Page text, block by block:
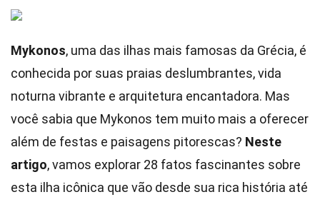
Mykonos, uma das ilhas mais famosas da Grécia, é
conhecida por suas praias deslumbrantes, vida
noturna vibrante e arquitetura encantadora. Mas
você sabia que Mykonos tem muito mais a oferecer
além de festas e paisagens pitorescas? Neste
artigo, vamos explorar 28 fatos fascinantes sobre
esta ilha icônica que vão desde sua rica história até